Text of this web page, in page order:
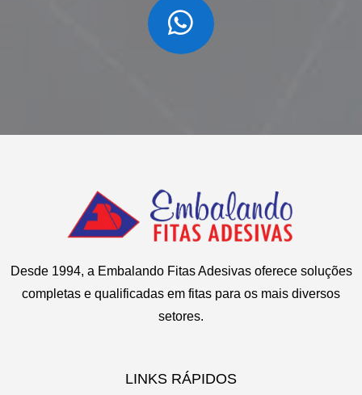
Desde 1994, a Embalando Fitas Adesivas oferece soluções
completas e qualificadas em fitas para os mais diversos
setores.
LINKS RÁPIDOS